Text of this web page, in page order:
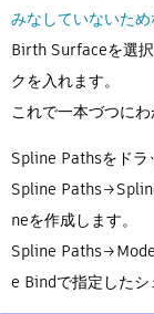
みなしていないため
Birth Surfaceを選
クを入れます。
これで一本づつにわ
Spline Pathsをドラ
Spline
neを作成します。
Spline
e Bindで指定したシ